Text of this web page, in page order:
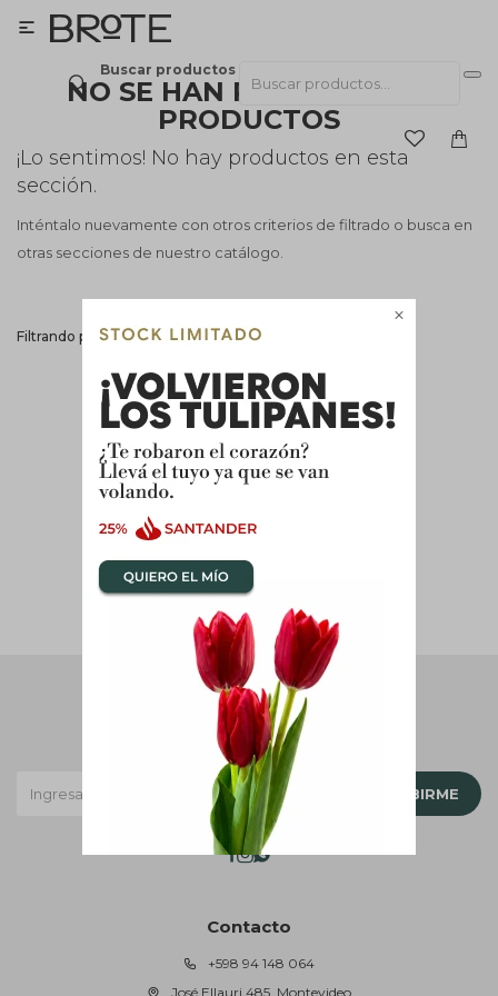

Buscar productos

NO SE HAN RECUPERADO
PRODUCTOS
¡Lo sentimos! No hay productos en esta
sección.
Inténtalo nuevamente con otros criterios de filtrado o busca en
otras secciones de nuestro catálogo.
Filtrando por: Accesorios
Contacto
+598 94 148 064
José Ellauri 485, Montevideo
Newsletter
¡Suscribite y recibí todas nuestras novedades!
SUSCRIBIRME
